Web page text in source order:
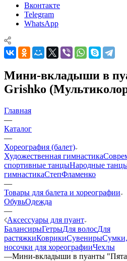
Вконтакте
Telegram
WhatsApp
Мини-вкладыши в
Grishko
Главная
—
Каталог
—
Хореография (балет)
Художественная гимнастика
спортивные танцыНародные
гимнастикаСтепФламенко
—
Товары для балета и хореографии
ОбувьОдежда
—
Аксессуары для пуант
БалансирыГетрыДля волосДля
растяжкиКоврикиСувениры
носочки для хореографииЧехлы
—Мини-вкладыши в пуанты